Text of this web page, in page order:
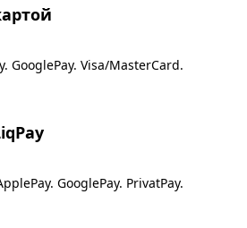
GooglePay. Visa/MasterCard.
GooglePay. PrivatPay.